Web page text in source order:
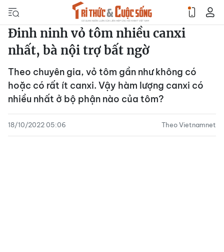
Đinh ninh vỏ tôm nhiều canxi
nhất, bà nội trợ bất ngờ
Theo chuyên gia, vỏ tôm gần như không có
hoặc có rất ít canxi. Vậy hàm lượng canxi có
nhiều nhất ở bộ phận nào của tôm?
18/10/2022 05:06 Theo Vietnamnet